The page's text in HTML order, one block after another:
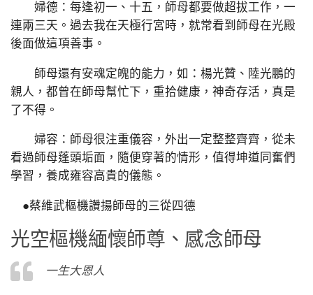
婦德：每逢初一、十五，師母都要做超拔工作，一
連兩三天。過去我在天極行宮時，就常看到師母在光殿
後面做這項善事。
師母還有安魂定魄的能力，如：楊光贊、陸光鵬的
親人，都曾在師母幫忙下，重拾健康，神奇存活，真是
了不得。
婦容：師母很注重儀容，外出一定整整齊齊，從未
看過師母蓬頭垢面，隨便穿著的情形，值得坤道同奮們
學習，養成雍容高貴的儀態。
●蔡維武樞機讚揚師母的三從四德
光空樞機緬懷師尊、感念師母
一生大恩人